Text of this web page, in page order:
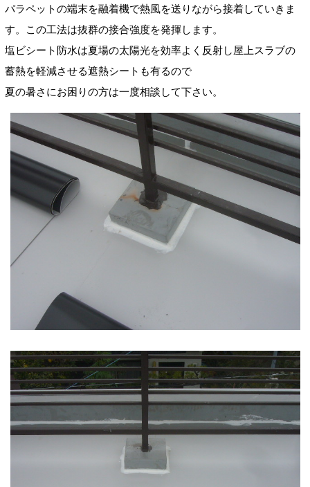
パラペットの端末を融着機で熱風を送りながら接着していきま
す。この工法は抜群の接合強度を発揮します。
塩ビシート防水は夏場の太陽光を効率よく反射し屋上スラブの
蓄熱を軽減させる遮熱シートも有るので
夏の暑さにお困りの方は一度相談して下さい。